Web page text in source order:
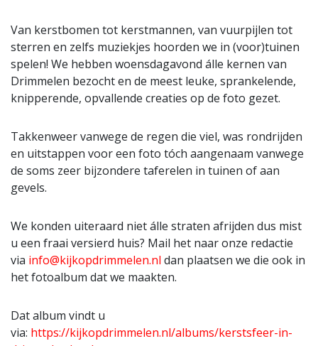
Van kerstbomen tot kerstmannen, van vuurpijlen tot
sterren en zelfs muziekjes hoorden we in (voor)tuinen
spelen! We hebben woensdagavond álle kernen van
Drimmelen bezocht en de meest leuke, sprankelende,
knipperende, opvallende creaties op de foto gezet.
Takkenweer vanwege de regen die viel, was rondrijden
en uitstappen voor een foto tóch aangenaam vanwege
de soms zeer bijzondere taferelen in tuinen of aan
gevels.
We konden uiteraard niet álle straten afrijden dus mist
u een fraai versierd huis? Mail het naar onze redactie
via info@kijkopdrimmelen.nl dan plaatsen we die ook in
het fotoalbum dat we maakten.
Dat album vindt u
via: https://kijkopdrimmelen.nl/albums/kerstsfeer-in-